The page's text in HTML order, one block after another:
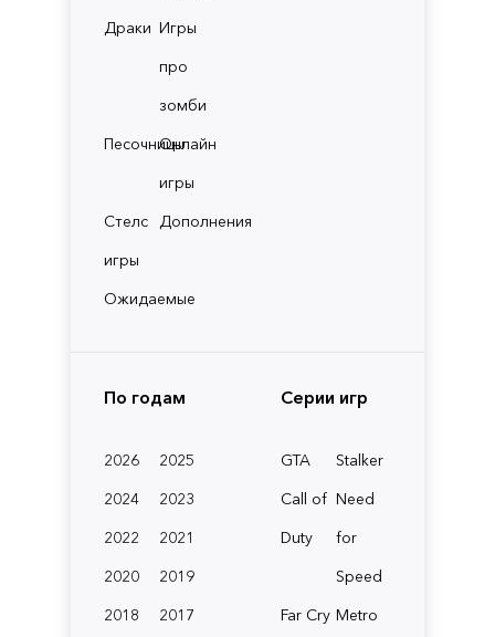
Драки Игры
про
зомби
ПесочницыОнлайн
игры
Стелс
игры
Дополнения
Ожидаемые
По годам
2026
2025
2024
2023
2022
2021
2020
2019
2018
2017
Серии игр
GTA
Stalker
Call of
Duty
Need
for
Speed
Far Cry Metro